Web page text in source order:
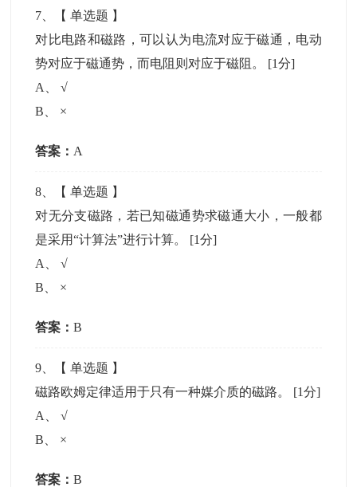
7 、【单选题 】
对比电路和磁路，可以认为电流对应于磁通，电动
势对应于磁通势，而电阻则对应于磁阻。 [1分]
A
、√
B
×
答案： A
8 、【单选题 】
对无分支磁路，若已知磁通势求磁通大小，一般都
是采用“计算法”进行计算。 [1分]
A
、√
B
×
答案：B
9 、【单选题 】
磁路欧姆定律适用于只有一种媒介质的磁路。 [1分]
A
、√
B
×
答案：B